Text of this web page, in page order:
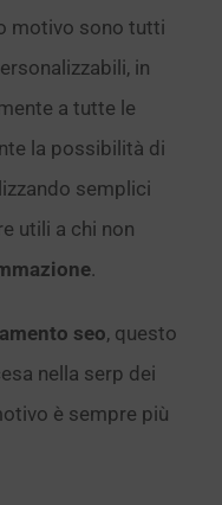
motivo sono tutti
in
a tutte le
la possibilità di
semplici
utili a chi non
.
seo, questo
nella serp dei
è sempre più